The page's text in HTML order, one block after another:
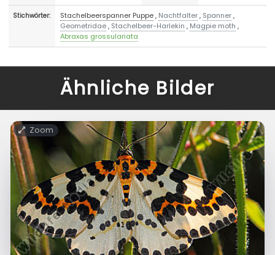
Stichwörter: Stachelbeerspanner Puppe, Nachtfalter, Spanner,
Geometridae, Stachelbeer-Harlekin , Magpie moth ,
Abraxas grossulariata
Ähnliche Bilder
Zoom